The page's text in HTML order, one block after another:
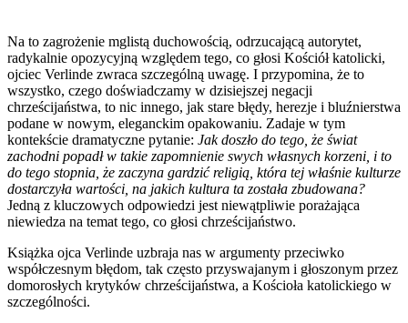
Na to zagrożenie mglistą duchowością, odrzucającą autorytet,
radykalnie opozycyjną względem tego, co głosi Kościół katolicki,
ojciec Verlinde zwraca szczególną uwagę. I przypomina, że to
wszystko, czego doświadczamy w dzisiejszej negacji
chrześcijaństwa, to nic innego, jak stare błędy, herezje i bluźnierstwa
podane w nowym, eleganckim opakowaniu. Zadaje w tym
kontekście dramatyczne pytanie: Jak doszło do tego, że świat
zachodni popadł w takie zapomnienie swych własnych korzeni, i to
do tego stopnia, że zaczyna gardzić religią, która tej właśnie kulturze
dostarczyła wartości, na jakich kultura ta została zbudowana?
Jedną z kluczowych odpowiedzi jest niewątpliwie porażająca
niewiedza na temat tego, co głosi chrześcijaństwo.
Książka ojca Verlinde uzbraja nas w argumenty przeciwko
współczesnym błędom, tak często przyswajanym i głoszonym przez
domorosłych krytyków chrześcijaństwa, a Kościoła katolickiego w
szczególności.